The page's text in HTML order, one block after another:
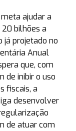
ajudar a
20 bilhões a
já projetado no
Anual
que, com
de inibir o uso
fiscais, a
desenvolver
de atuar com